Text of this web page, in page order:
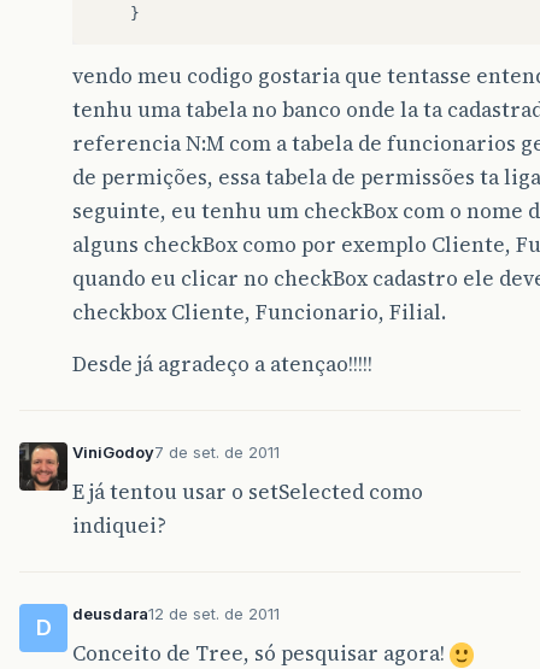
vendo meu codigo gostaria que tentasse
tenhu uma tabela no banco onde la ta
referencia N:M com a tabela de funcionarios
de permições, essa tabela de permissões ta
seguinte, eu tenhu um checkBox com o nome
alguns checkBox como por exemplo Cliente,
quando eu clicar no checkBox cadastro ele
checkbox Cliente, Funcionario, Filial.
Desde já agradeço a atençao!!!!!
ViniGodoy7 de set. de 2011
E já tentou usar o setSelected como
indiquei?
D
deusdara12 de set. de 2011
Conceito de Tree, só pesquisar agora!